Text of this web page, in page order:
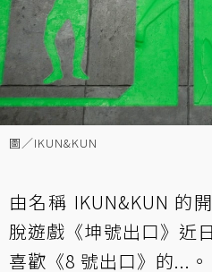
圖／IKUN&KUN
由名稱 IKUN&KUN 的
脫遊戲《坤號出口》近
喜歡《8 號出口》的...。